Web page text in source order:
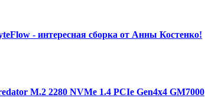
- интересная сборка от Анны Костенко!
M.2 2280 NVMe 1.4 PCIe Gen4х4 GM7000